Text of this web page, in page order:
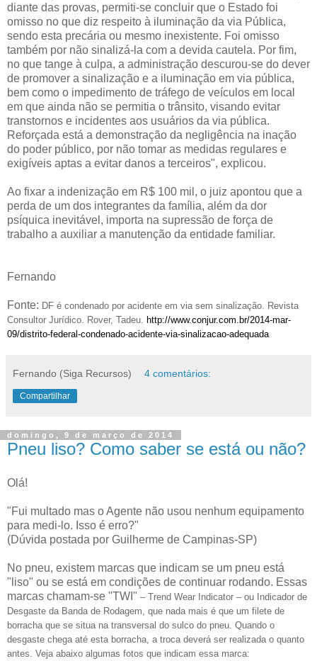
diante das provas, permiti-se concluir que o Estado foi
omisso no que diz respeito à iluminação da via Pública,
sendo esta precária ou mesmo inexistente. Foi omisso
também por não sinalizá-la com a devida cautela. Por fim,
no que tange à culpa, a administração descurou-se do dever
de promover a sinalização e a iluminação em via pública,
bem como o impedimento de tráfego de veículos em local
em que ainda não se permitia o trânsito, visando evitar
transtornos e incidentes aos usuários da via pública.
Reforçada está a demonstração da negligência na inação
do poder público, por não tomar as medidas regulares e
exigíveis aptas a evitar danos a terceiros", explicou.
Ao fixar a indenização em R$ 100 mil, o juiz apontou que a
perda de um dos integrantes da família, além da dor
psíquica inevitável, importa na supressão de força de
trabalho a auxiliar a manutenção da entidade familiar.
Fernando
Fonte: DF é condenado por acidente em via sem sinalização. Revista
Consultor Jurídico. Rover, Tadeu.
http://www.conjur.com.br/2014-mar-
09/distrito-federal-condenado-acidente-via-sinalizacao-adequada
Fernando (Siga Recursos) 4 comentários:
Compartilhar
domingo, 9 de março de 2014
Pneu liso? Como saber se está ou não?
Olá!
"Fui multado mas o Agente não usou nenhum equipamento
para medi-lo. Isso é erro?"
(Dúvida postada por Guilherme de Campinas-SP)
No pneu, existem marcas que indicam se um pneu está
"liso" ou se está em condições de continuar rodando. Essas
marcas chamam-se "TWI" – Trend Wear Indicator – ou Indicador de
Desgaste da Banda de Rodagem, que nada mais é que um filete de
borracha que se situa na transversal do sulco do pneu. Quando o
desgaste chega até esta borracha, a troca deverá ser realizada o quanto
antes. Veja abaixo algumas fotos que indicam essa marca: